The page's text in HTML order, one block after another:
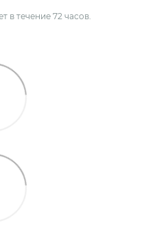
в течение 72 часов.